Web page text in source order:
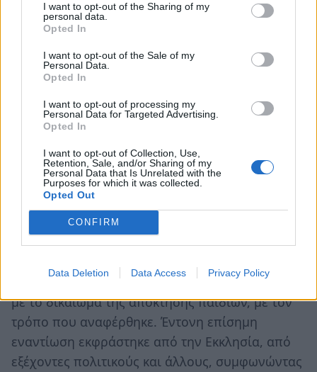
I want to opt-out of the Sharing of my
personal data.
Opted In
I want to opt-out of the Sale of my
Personal Data.
Opted In
I want to opt-out of processing my
Personal Data for Targeted Advertising.
Opted In
I want to opt-out of Collection, Use,
Retention, Sale, and/or Sharing of my
Personal Data that Is Unrelated with the
Purposes for which it was collected.
Opted Out
CONFIRM
Data Deletion Data Access Privacy Policy
σύμπλεγμα ανθρώπων. Τέτοιους «γάμους»και
τέτοιες«οικογένειες»
Πολλοί από αυτούς, επιδιώκουν να
αναγνωριστεί και νομικώς ο
προφανώς για να καρπώνονται τα εξ αυτού
προνόμια. Και το χειρότερο, οι διάφορες
υιοθετήσει τέτοιους γάμους και τέτοιες
οικογένειες, ενθαρρύνοντας και τη δική μας
Κυβέρνηση, και κατόπιν πιέσεως και των άμεσα
ενδιαφερομένων, να πράξει το ίδιο. Επίκειται,
δυστυχώς, η αναγνώριση του γάμου και της
πληροφορούμαστε από τα μέσα ενημέρωσης και
με το δικαίωμα της απόκτησης παιδιών, με τον
τρόπο που αναφέρθηκε. Έντονη επίσημη
εναντίωση εκφράστηκε από την Εκκλησία, από
εξέχοντες πολιτικούς και άλλους, συμφωνώντας